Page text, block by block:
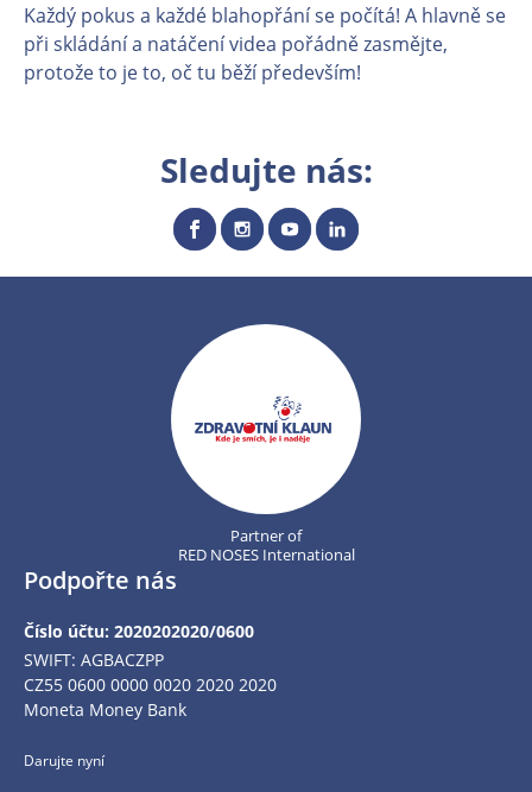
Každý pokus a každé blahopřání se počítá! A hlavně se
při skládání a natáčení videa pořádně zasmějte,
protože to je to, oč tu běží především!
Sledujte nás:
Partner of
RED NOSES International
Podpořte nás
Číslo účtu: 2020202020/0600
SWIFT: AGBACZPP
CZ55 0600 0000 0020 2020 2020
Moneta Money Bank
Darujte nyní